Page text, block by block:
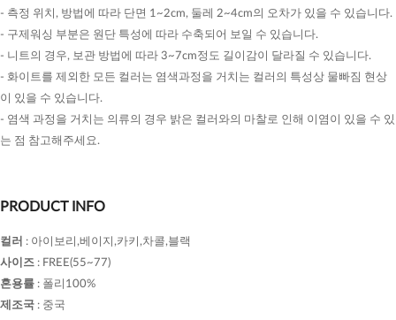
- 측정 위치, 방법에 따라 단면 1~2cm, 둘레 2~4cm의 오차가 있을 수 있습니다.
- 구제워싱 부분은 원단 특성에 따라 수축되어 보일 수 있습니다.
- 니트의 경우, 보관 방법에 따라 3~7cm정도 길이감이 달라질 수 있습니다.
- 화이트를 제외한 모든 컬러는 염색과정을 거치는 컬러의 특성상 물빠짐 현상
이 있을 수 있습니다.
- 염색 과정을 거치는 의류의 경우 밝은 컬러와의 마찰로 인해 이염이 있을 수 있
는 점 참고해주세요.
PRODUCT INFO
컬러 : 아이보리,베이지,카키,차콜,블랙
사이즈 : FREE(55~77)
혼용률 : 폴리100%
제조국 : 중국